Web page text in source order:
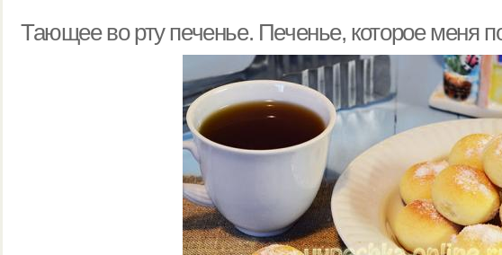
Тающее во рту печенье. Печенье, которое меня